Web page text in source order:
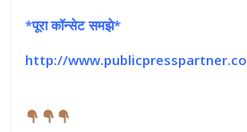
*पूरा कॉन्सेट समझे*
http://